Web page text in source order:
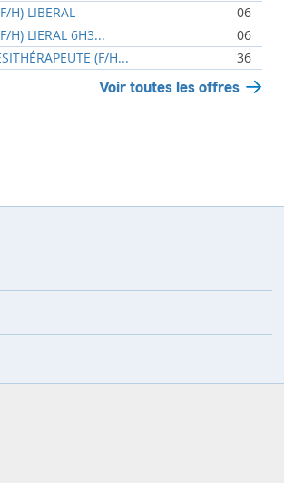
H) LIBERAL
06
H) LIERAL 6H3...
06
(F/H...
36
Voir toutes les offres